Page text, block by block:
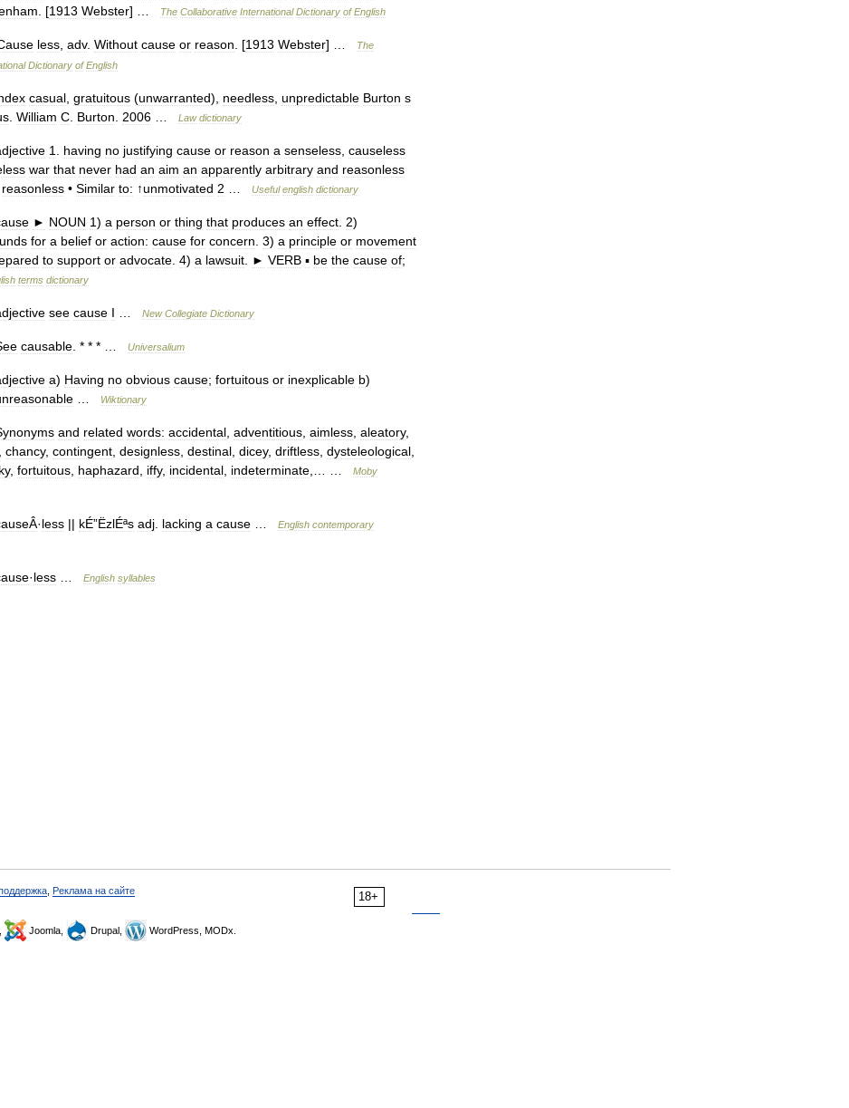
. [1913 Webster] … The Collaborative International Dictionary of English
less adv. Without cause or reason . [1913 Webster] …
The
Dictionary of English
casual gratuitous (unwarranted), needless unpredictable Burton s
William C Burton 2006 Law dictionary
1 having no justifying cause or reason a senseless causeless
war that never had an aim an apparently arbitrary and reasonless
reasonless • Similar to: ↑unmotivated 2 Useful english dictionary
► NOUN 1) a person or thing that produces an effect 2)
for a belief or action: cause for concern 3) a principle or movement
to support or advocate 4) a lawsuit ► VERB ▪ be the cause of;
terms dictionary
see cause I New Collegiate Dictionary
causable . * * * … Universalium
a) Having no obvious cause; fortuitous or inexplicable b)
Wiktionary
and related words: accidental adventitious aimless aleatory,
chancy, contingent designless destinal dicey, driftless dysteleological
, fortuitous haphazard iffy, incidental indeterminate
Moby
·less || kÉ”ËzlÉªs adj lacking a cause English contemporary
·less English syllables
18+
Реклама на сайте
Joomla, Drupal, WordPress, MODx.